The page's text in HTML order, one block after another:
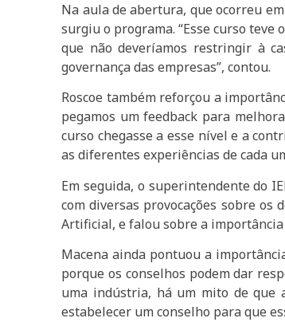
Na aula de abertura, que ocorreu
surgiu o programa. “Esse curso
que não deveríamos restringir à
governança das empresas”, contou.
Roscoe também reforçou a
pegamos um feedback para
curso chegasse a esse nível e a
as diferentes experiências de cada
Em seguida, o superintendente do
com diversas provocações sobre
Artificial, e falou sobre a
Macena ainda pontuou a
porque os conselhos podem dar
uma indústria, há um mito de que
estabelecer um conselho para que